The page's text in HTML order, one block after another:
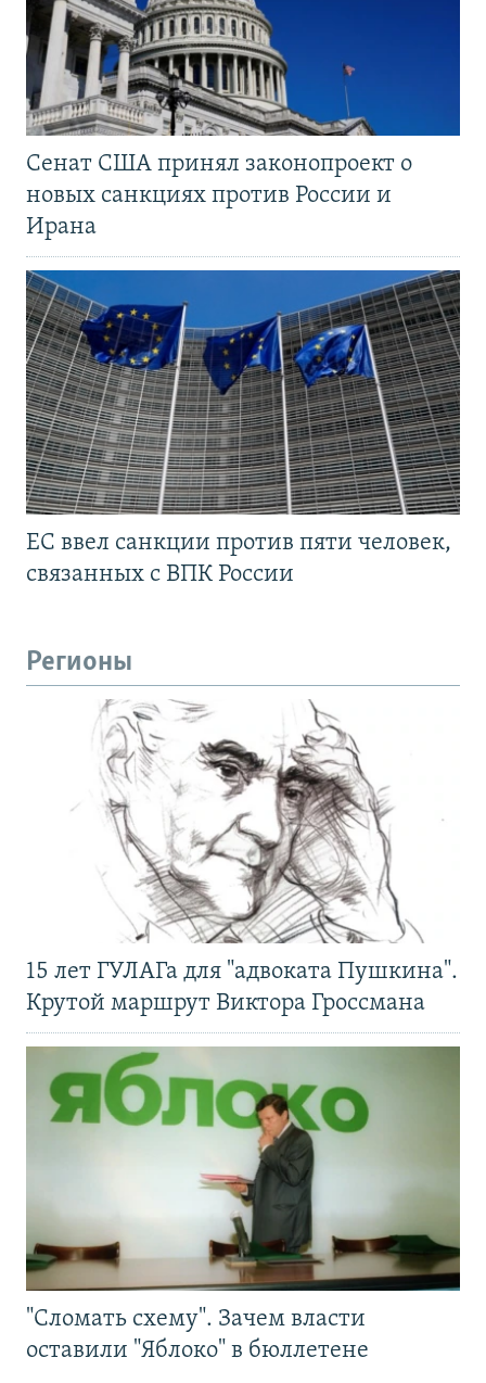
Сенат США принял законопроект о
новых санкциях против России и
Ирана
ЕС ввел санкции против пяти человек,
связанных с ВПК России
Регионы
15 лет ГУЛАГа для "адвоката Пушкина".
Крутой маршрут Виктора Гроссмана
"Сломать схему". Зачем власти
оставили "Яблоко" в бюллетене